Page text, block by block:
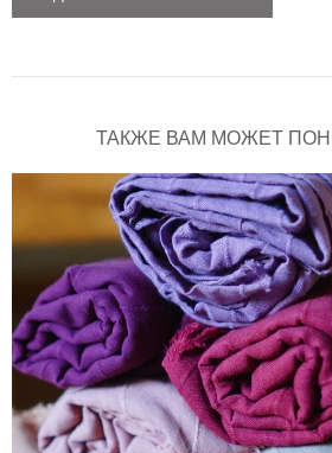
ТАКЖЕ ВАМ МОЖЕТ